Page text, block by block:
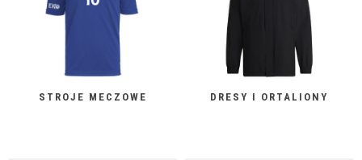
STROJE MECZOWE DRESY I ORTALIONY